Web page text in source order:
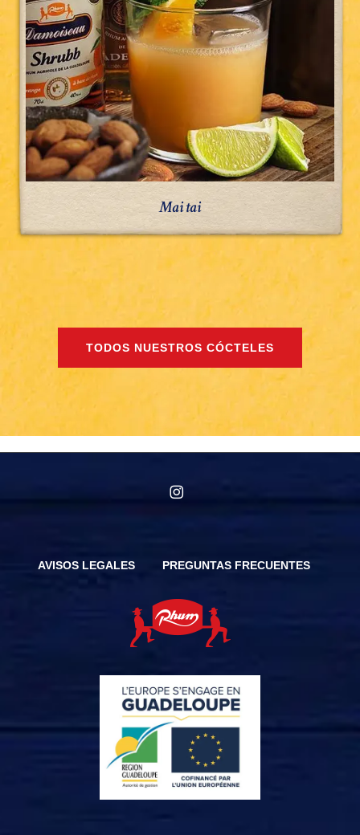
Mai tai
TODOS NUESTROS CÓCTELES
AVISOS LEGALES PREGUNTAS FRECUENTES